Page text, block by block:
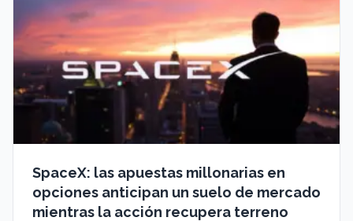
SpaceX: las apuestas millonarias en
opciones anticipan un suelo de mercado
mientras la acción recupera terreno